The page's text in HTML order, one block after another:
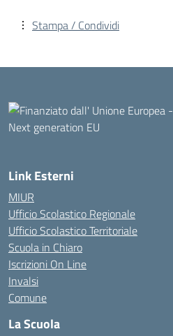
Stampa / Condividi
Link Esterni
MIUR
Ufficio Scolastico Regionale
Ufficio Scolastico Territoriale
Scuola in Chiaro
Iscrizioni On Line
Invalsi
Comune
La Scuola